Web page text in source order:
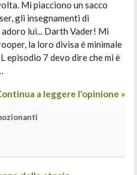
Mi piacciono un sacco
gli insegnamenti di
lui... Darth Vader! Mi
la loro divisa é minimale
episodio 7 devo dire che mi è
a leggere l'opinione »